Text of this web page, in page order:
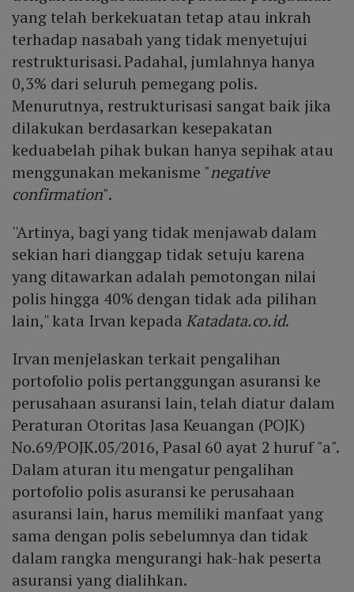
yang telah berkekuatan tetap atau inkrah
terhadap nasabah yang tidak menyetujui
restrukturisasi. Padahal, jumlahnya hanya
0,3% dari seluruh pemegang polis.
Menurutnya, restrukturisasi sangat baik jika
dilakukan berdasarkan kesepakatan
keduabelah pihak bukan hanya sepihak atau
menggunakan mekanisme "negative
confirmation".
''Artinya, bagi yang tidak menjawab dalam
sekian hari dianggap tidak setuju karena
yang ditawarkan adalah pemotongan nilai
polis hingga 40% dengan tidak ada pilihan
lain,'' kata Irvan kepada Katadata.co.id.
Irvan menjelaskan terkait pengalihan
portofolio polis pertanggungan asuransi ke
perusahaan asuransi lain, telah diatur dalam
Peraturan Otoritas Jasa Keuangan (POJK)
No.69/POJK.05/2016, Pasal 60 ayat 2 huruf "a".
Dalam aturan itu mengatur pengalihan
portofolio polis asuransi ke perusahaan
asuransi lain, harus memiliki manfaat yang
sama dengan polis sebelumnya dan tidak
dalam rangka mengurangi hak-hak peserta
asuransi yang dialihkan.